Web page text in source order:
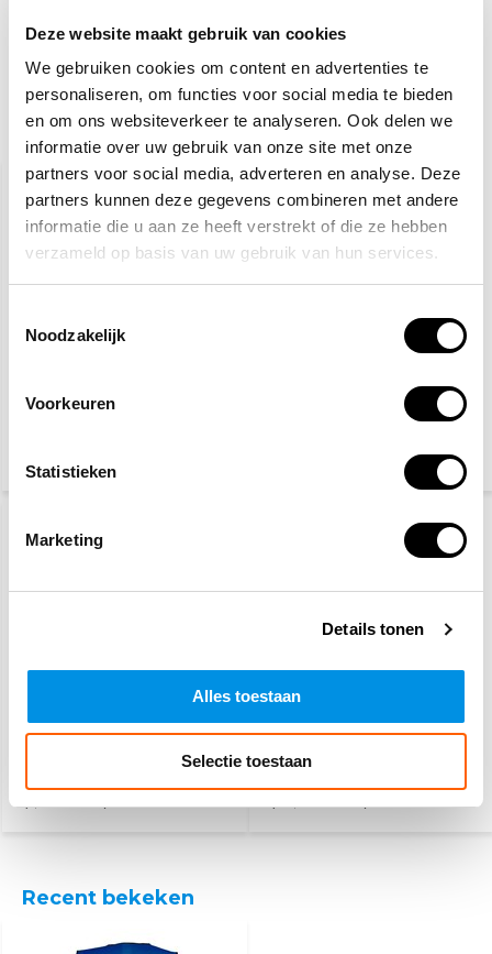
Deze website maakt gebruik van cookies
We gebruiken cookies om content en advertenties te
personaliseren, om functies voor social media te bieden
en om ons websiteverkeer te analyseren. Ook delen we
informatie over uw gebruik van onze site met onze
partners voor social media, adverteren en analyse. Deze
partners kunnen deze gegevens combineren met andere
informatie die u aan ze heeft verstrekt of die ze hebben
verzameld op basis van uw gebruik van hun services.
Noodzakelijk
Voorkeuren
Statistieken
Marketing
Details tonen
Alles toestaan
Selectie toestaan
Toevoegen aan winkelwagen
Gerelateerde producten
Veiligheidsschoenen S3
werkhandschoenen
3,10
Gele hesjes 25-pack
115,-89,95
Recent bekeken